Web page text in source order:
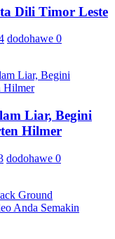
Dili Timor Leste
dodohawe 0
Liar, Begini
Hilmer
dodohawe 0